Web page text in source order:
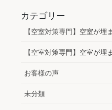
カテゴリー
【空室対策専門】空室が埋
【空室対策専門】空室が埋
お客様の声
未分類